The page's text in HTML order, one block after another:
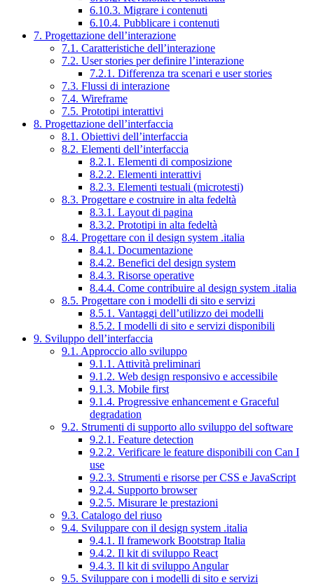
6.10.3. Migrare i contenuti
6.10.4. Pubblicare i contenuti
7. Progettazione dell’interazione
7.1. Caratteristiche dell’interazione
7.2. User stories per definire l’interazione
7.2.1. Differenza tra scenari e user stories
7.3. Flussi di interazione
7.4. Wireframe
7.5. Prototipi interattivi
8. Progettazione dell’interfaccia
8.1. Obiettivi dell’interfaccia
8.2. Elementi dell’interfaccia
8.2.1. Elementi di composizione
8.2.2. Elementi interattivi
8.2.3. Elementi testuali (microtesti)
8.3. Progettare e costruire in alta fedeltà
8.3.1. Layout di pagina
8.3.2. Prototipi in alta fedeltà
8.4. Progettare con il design system .italia
8.4.1. Documentazione
8.4.2. Benefici del design system
8.4.3. Risorse operative
8.4.4. Come contribuire al design system .italia
8.5. Progettare con i modelli di sito e servizi
8.5.1. Vantaggi dell’utilizzo dei modelli
8.5.2. I modelli di sito e servizi disponibili
9. Sviluppo dell’interfaccia
9.1. Approccio allo sviluppo
9.1.1. Attività preliminari
9.1.2. Web design responsivo e accessibile
9.1.3. Mobile first
9.1.4. Progressive enhancement e Graceful
degradation
9.2. Strumenti di supporto allo sviluppo del software
9.2.1. Feature detection
9.2.2. Verificare le feature disponibili con Can I
use
9.2.3. Strumenti e risorse per CSS e JavaScript
9.2.4. Supporto browser
9.2.5. Misurare le prestazioni
9.3. Catalogo del riuso
9.4. Sviluppare con il design system .italia
9.4.1. Il framework Bootstrap Italia
9.4.2. Il kit di sviluppo React
9.4.3. Il kit di sviluppo Angular
9.5. Sviluppare con i modelli di sito e servizi